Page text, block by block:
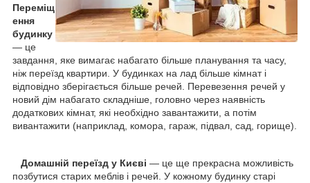
Переміщ
ення
будинку
— це
завдання, яке вимагає набагато більше планування та часу,
ніж переїзд квартири. У будинках на лад більше кімнат і
відповідно зберігається більше речей. Перевезення речей у
новий дім набагато складніше, головно через наявність
додаткових кімнат, які необхідно завантажити, а потім
вивантажити (наприклад, комора, гараж, підвал, сад, горище).
Домашній переїзд у Києві — це ще прекрасна можливість
позбутися старих меблів і речей. У кожному будинку старі